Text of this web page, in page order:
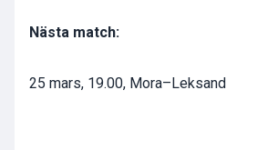
Nästa match:
25 mars, 19.00, Mora–Leksand